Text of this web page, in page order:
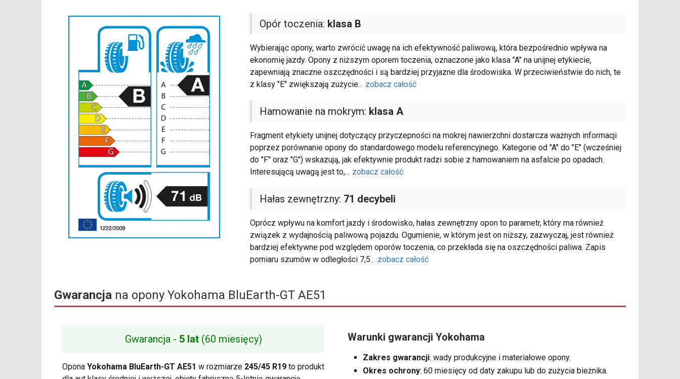
Opór toczenia: klasa B
Wybierając opony, warto zwrócić uwagę na ich efektywność paliwową, która bezpośrednio wpływa na
ekonomię jazdy. Opony z niższym oporem toczenia, oznaczone jako klasa "A" na unijnej etykiecie,
zapewniają znaczne oszczędności i są bardziej przyjazne dla środowiska. W przeciwieństwie do nich, te
z klasy "E" zwiększają zużycie... zobacz całość
Hamowanie na mokrym: klasa A
Fragment etykiety unijnej dotyczący przyczepności na mokrej nawierzchni dostarcza ważnych informacji
poprzez porównanie opony do standardowego modelu referencyjnego. Kategorie od "A" do "E" (wcześniej
do "F" oraz "G") wskazują, jak efektywnie produkt radzi sobie z hamowaniem na asfalcie po opadach.
Interesującą uwagą jest to,... zobacz całość
Hałas zewnętrzny: 71 decybeli
Oprócz wpływu na komfort jazdy i środowisko, hałas zewnętrzny opon to parametr, który ma również
związek z wydajnością paliwową pojazdu. Ogumienie, w którym jest on niższy, zazwyczaj, jest również
bardziej efektywne pod względem oporów toczenia, co przekłada się na oszczędności paliwa. Zapis
pomiaru szumów w odległości 7,5... zobacz całość
Gwarancja na opony Yokohama BluEarth-GT AE51
Gwarancja - 5 lat(60 miesięcy)
Opona Yokohama BluEarth-GT AE51 w rozmiarze 245/45 R19 to produkt
Warunki gwarancji Yokohama
Zakres gwarancji: wady produkcyjne i materiałowe opony.
Okres ochrony: 60 miesięcy od daty zakupu lub do zużycia bieżnika.